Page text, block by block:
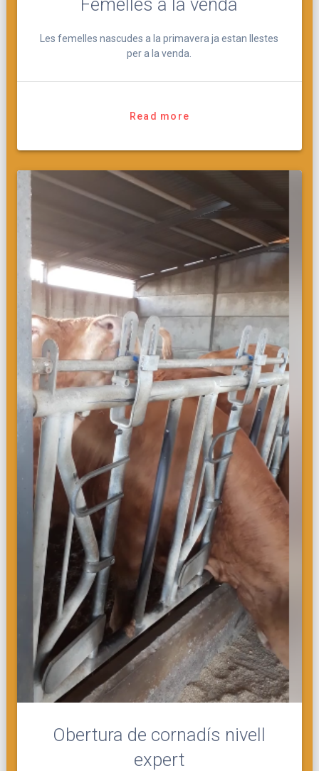
Les femelles nascudes a la primavera ja estan llestes
per a la venda.
Read more
Obertura de cornadís nivell
expert